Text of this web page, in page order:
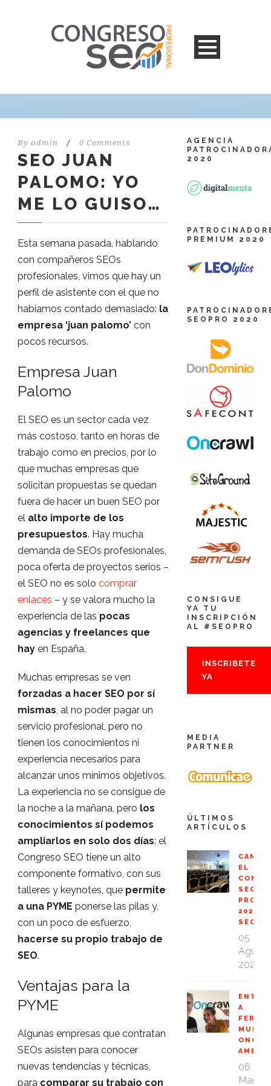
By admin / 0 Comments
SEO JUAN
PALOMO: YO
ME LO GUISO…
Esta semana pasada, hablando
con compañeros SEOs
profesionales, vimos que hay un
perfil de asistente con el que no
habíamos contado demasiado: la
empresa ‘juan palomo’ con
pocos recursos.
Empresa Juan
Palomo
El SEO es un sector cada vez
más costoso, tanto en horas de
trabajo como en precios, por lo
que muchas empresas que
solicitan propuestas se quedan
fuera de hacer un buen SEO por
el alto importe de los
presupuestos. Hay mucha
demanda de SEOs profesionales,
poca oferta de proyectos serios –
el SEO no es solo comprar
enlaces – y se valora mucho la
experiencia de las pocas
agencias y freelances que
hay en España.
Muchas empresas se ven
forzadas a hacer SEO por sí
mismas, al no poder pagar un
servicio profesional, pero no
tienen los conocimientos ni
experiencia necesarios para
alcanzar unos mínimos objetivos.
La experiencia no se consigue de
la noche a la mañana, pero los
conocimientos sí podemos
ampliarlos en solo dos días: el
Congreso SEO tiene un alto
componente formativo, con sus
talleres y keynotes, que permite
a una PYME ponerse las pilas y,
con un poco de esfuerzo,
hacerse su propio trabajo de
SEO.
Ventajas para la
PYME
Algunas empresas que contratan
SEOs asisten para conocer
nuevas tendencias y técnicas,
para comparar su trabajo con
AGENCIA
2020
PREMIUM 2020
SEOPRO 2020
CONSIGUE
YA TU
INSCRIPCIÓN
AL #SEOPRO
INSCRIBETE
YA
MEDIA
PARTNER
ÚLTIMOS
ARTÍCULOS
EL
SEO
2020
05
Ago
2020
A
06
Mar